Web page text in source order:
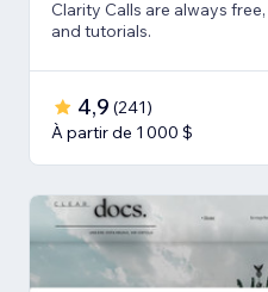
Clarity Calls are always
and tutorials.
4,9 (241)
À partir de 1 000 $